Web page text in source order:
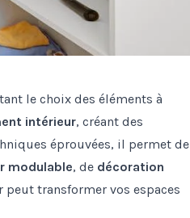
le choix des éléments à
intérieur, créant des
éprouvées, il permet de
modulable, de décoration
transformer vos espaces